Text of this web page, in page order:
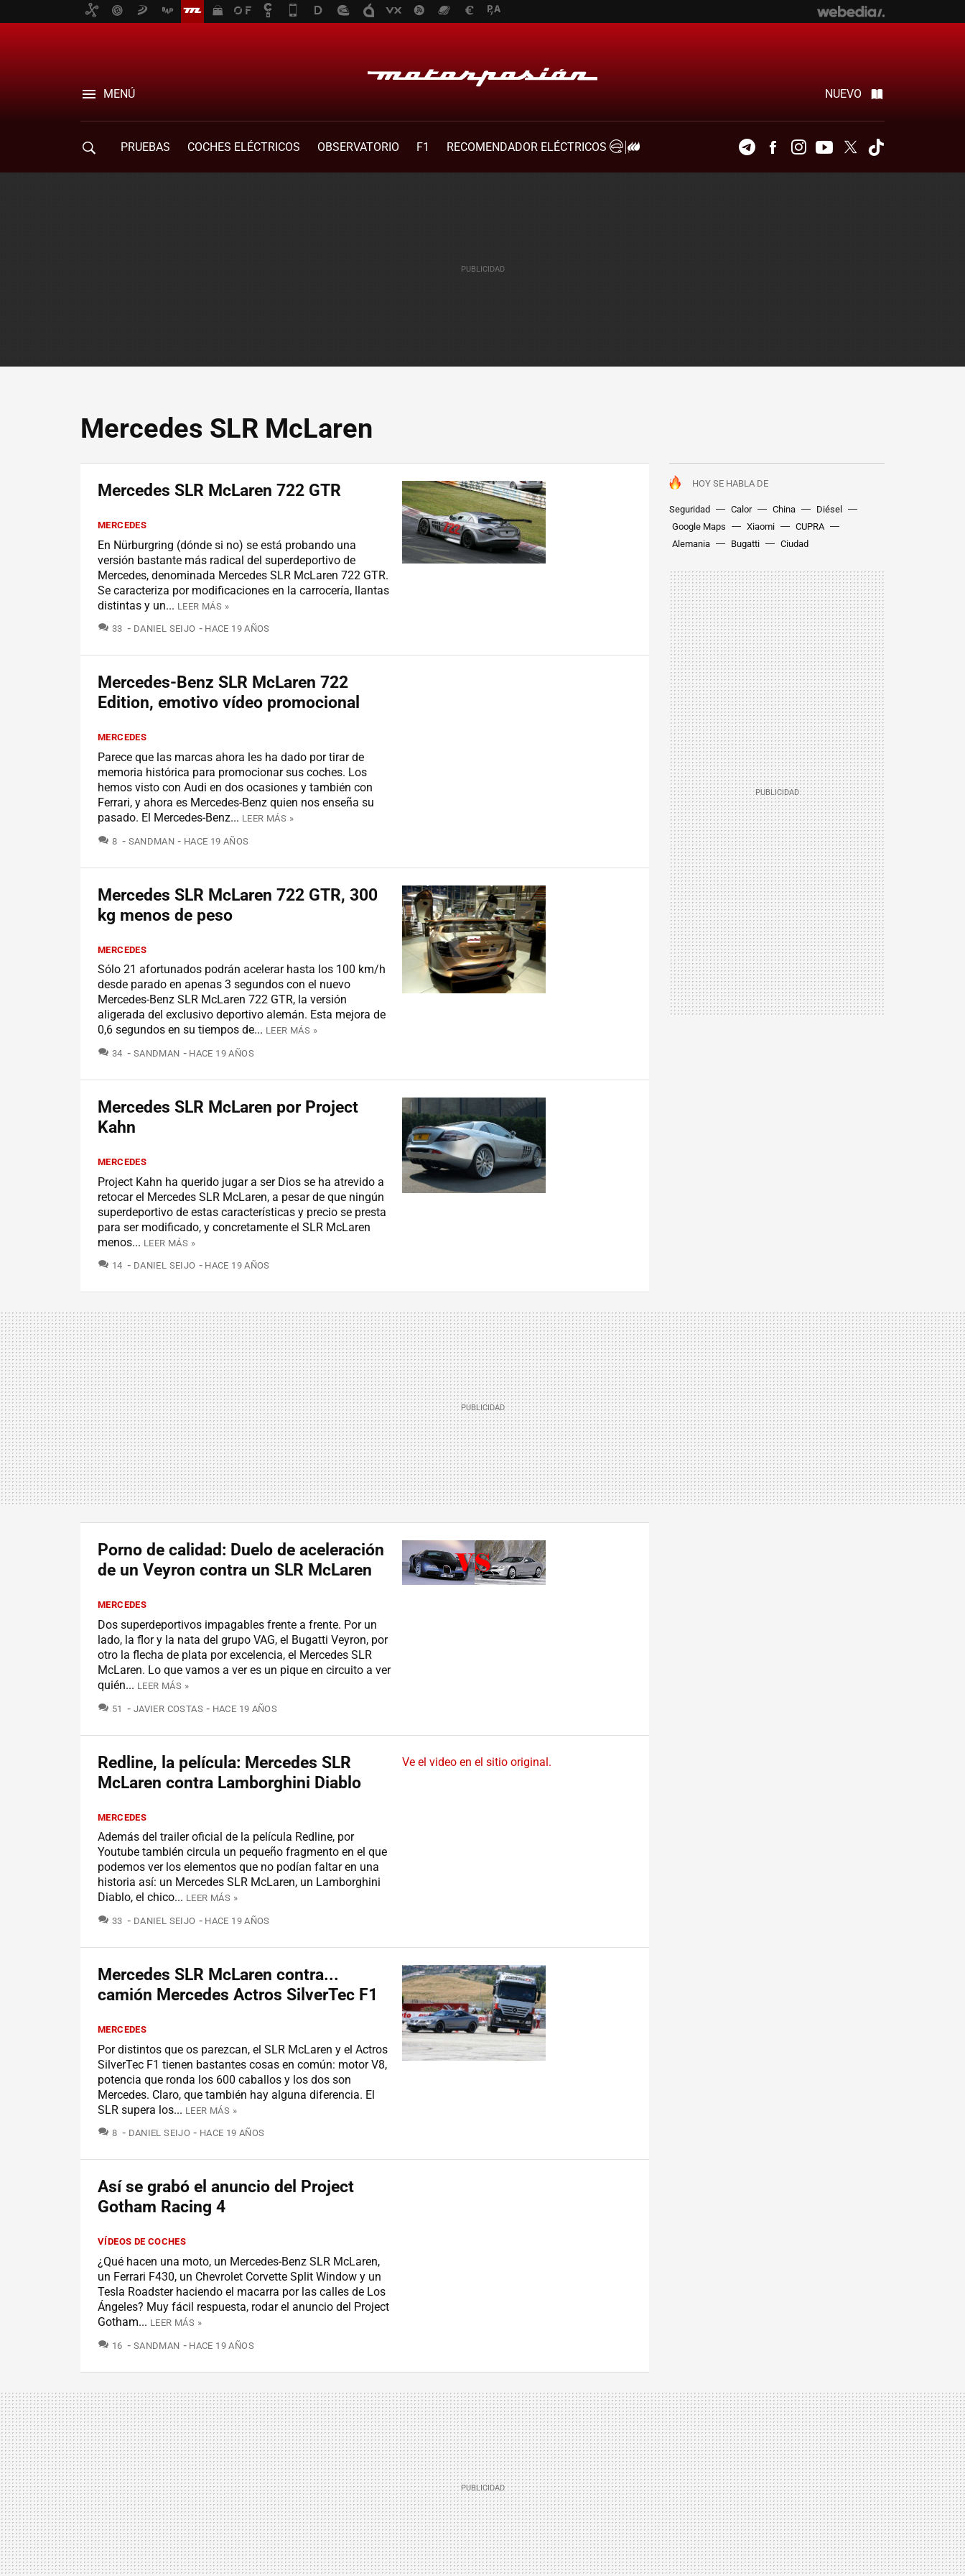
MENÚ NUEVO
PRUEBAS COCHES ELÉCTRICOS OBSERVATORIO F1
RECOMENDADOR ELÉCTRICOS
TelegramFacebookInstagramYoutubeTwitter
Mercedes SLR McLaren
HOY SE HABLA DE
Seguridad Calor China
Diésel
Google Maps
Xiaomi
CUPRA
Alemania
Bugatti Ciudad
Mercedes SLR McLaren 722 GTR
MERCEDES
En Nürburgring (dónde si no) se está probando una
versión bastante más radical del superdeportivo de
Mercedes, denominada Mercedes SLR McLaren 722 GTR.
Se caracteriza por modificaciones en la carrocería, llantas
distintas y un... LEER MÁS »
33 COMENTARIOS
DANIEL SEIJO HACE 19 AÑOS
Mercedes-Benz SLR McLaren 722
Edition, emotivo vídeo promocional
MERCEDES
Parece que las marcas ahora les ha dado por tirar de
memoria histórica para promocionar sus coches. Los
hemos visto con Audi en dos ocasiones y también con
Ferrari, y ahora es Mercedes-Benz quien nos enseña su
pasado. El Mercedes-Benz... LEER MÁS »
8 COMENTARIOS
SANDMAN HACE 19 AÑOS
Mercedes SLR McLaren 722 GTR, 300
kg menos de peso
MERCEDES
Sólo 21 afortunados podrán acelerar hasta los 100 km/h
desde parado en apenas 3 segundos con el nuevo
Mercedes-Benz SLR McLaren 722 GTR, la versión
aligerada del exclusivo deportivo alemán. Esta mejora de
0,6 segundos en su tiempos de... LEER MÁS »
34 COMENTARIOS
SANDMAN HACE 19 AÑOS
Mercedes SLR McLaren por Project
Kahn
MERCEDES
Project Kahn ha querido jugar a ser Dios se ha atrevido a
retocar el Mercedes SLR McLaren, a pesar de que ningún
superdeportivo de estas características y precio se presta
para ser modificado, y concretamente el SLR McLaren
menos... LEER MÁS »
14 COMENTARIOS
DANIEL SEIJO HACE 19 AÑOS
Porno de calidad: Duelo de aceleración
de un Veyron contra un SLR McLaren
MERCEDES
Dos superdeportivos impagables frente a frente. Por un
lado, la flor y la nata del grupo VAG, el Bugatti Veyron, por
otro la flecha de plata por excelencia, el Mercedes SLR
McLaren. Lo que vamos a ver es un pique en circuito a ver
quién... LEER MÁS »
51 COMENTARIOS
JAVIER COSTAS HACE 19 AÑOS
Ve el video en el sitio original.
Redline, la película: Mercedes SLR
McLaren contra Lamborghini Diablo
MERCEDES
Además del trailer oficial de la película Redline, por
Youtube también circula un pequeño fragmento en el que
podemos ver los elementos que no podían faltar en una
historia así: un Mercedes SLR McLaren, un Lamborghini
Diablo, el chico... LEER MÁS »
33 COMENTARIOS
DANIEL SEIJO HACE 19 AÑOS
Mercedes SLR McLaren contra...
camión Mercedes Actros SilverTec F1
MERCEDES
Por distintos que os parezcan, el SLR McLaren y el Actros
SilverTec F1 tienen bastantes cosas en común: motor V8,
potencia que ronda los 600 caballos y los dos son
Mercedes. Claro, que también hay alguna diferencia. El
SLR supera los... LEER MÁS »
8 COMENTARIOS
DANIEL SEIJO HACE 19 AÑOS
Así se grabó el anuncio del Project
Gotham Racing 4
VÍDEOS DE COCHES
¿Qué hacen una moto, un Mercedes-Benz SLR McLaren,
un Ferrari F430, un Chevrolet Corvette Split Window y un
Tesla Roadster haciendo el macarra por las calles de Los
Ángeles? Muy fácil respuesta, rodar el anuncio del Project
Gotham... LEER MÁS »
16 COMENTARIOS
SANDMAN HACE 19 AÑOS